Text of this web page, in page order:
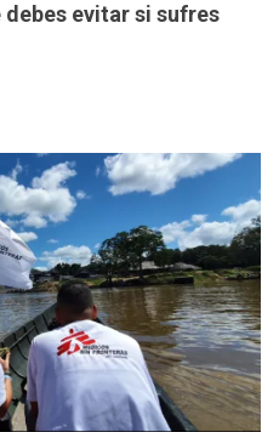
evitar si sufres